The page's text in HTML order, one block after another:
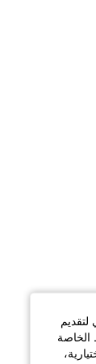
لتقديم
الخاصة